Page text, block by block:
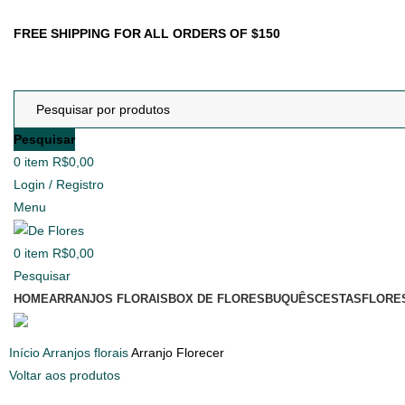
FREE SHIPPING FOR ALL ORDERS OF $150
Pesquisar
0 item R$0,00
Login / Registro
Menu
0 item R$0,00
Pesquisar
HOMEARRANJOS FLORAIS BOX DE FLORES BUQUÊSCESTAS
InícioArranjos floraisArranjo Florecer
Voltar aos produtos